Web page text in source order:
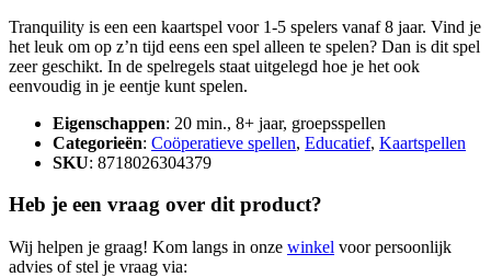
Tranquility is een een kaartspel voor 1-5 spelers vanaf 8 jaar. Vind je
het leuk om op z’n tijd eens een spel alleen te spelen? Dan is dit spel
zeer geschikt. In de spelregels staat uitgelegd hoe je het ook
eenvoudig in je eentje kunt spelen.
Eigenschappen: 20 min., 8+ jaar, groepsspellen
Categorieën: Coöperatieve spellen, Educatief, Kaartspellen
SKU: 8718026304379
Heb je een vraag over dit product?
Wij helpen je graag! Kom langs in onze winkel voor persoonlijk
advies of stel je vraag via: